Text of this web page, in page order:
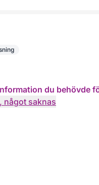
du behövde
något saknas